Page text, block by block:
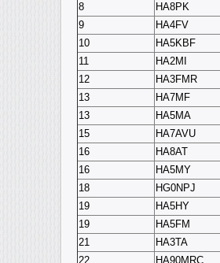
8
HA8PK
9
HA4FV
10
HA5KBF
11
HA2MI
12
HA3FMR
13
HA7MF
13
HA5MA
15
HA7AVU
16
HA8AT
16
HA5MY
18
HG0NPJ
19
HA5HY
19
HA5FM
21
HA3TA
22
HA90MRC